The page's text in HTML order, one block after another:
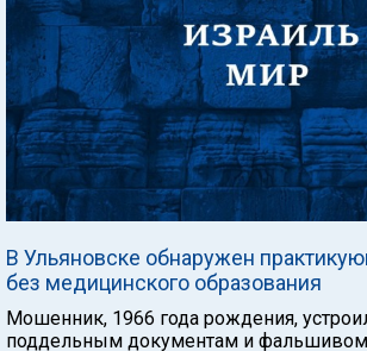
В Ульяновске обнаружен
без медицинского образования
Мошенник, 1966 года рождения,
поддельным документам и